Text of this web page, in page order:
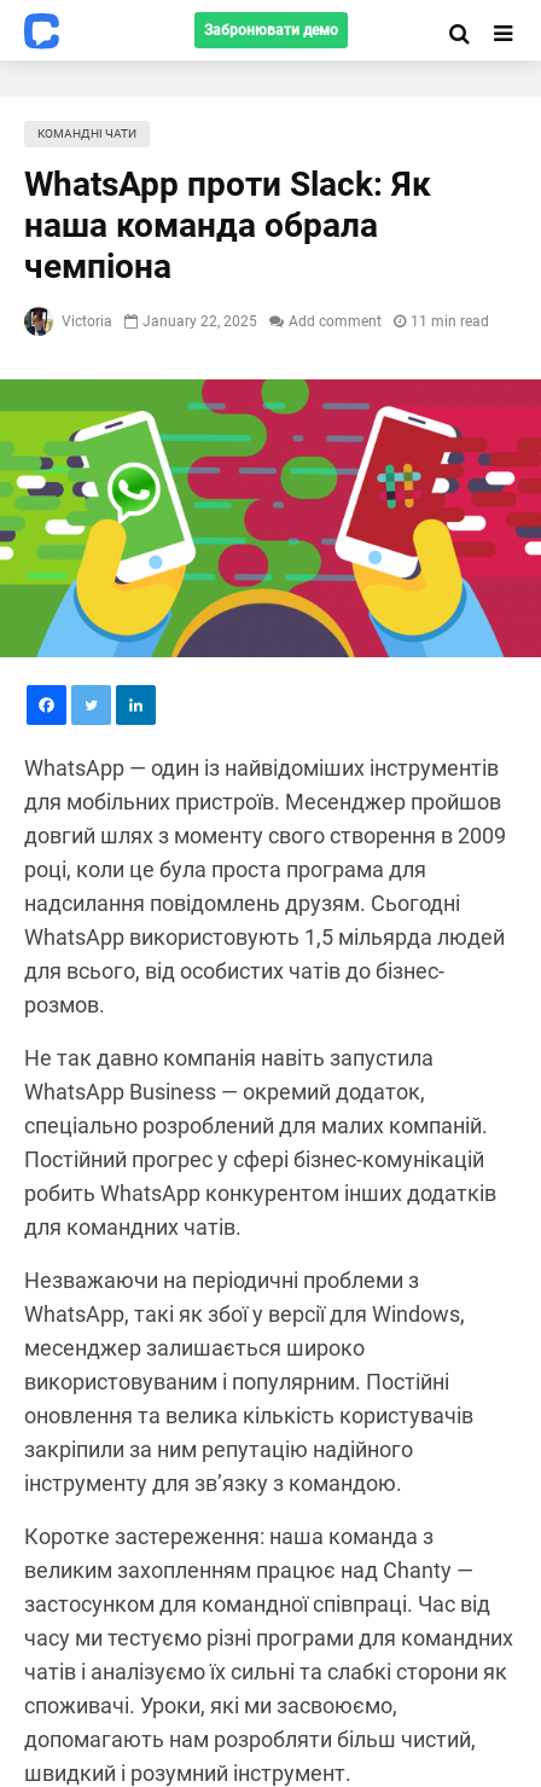
Забронювати демо
КОМАНДНІ ЧАТИ
WhatsApp проти Slack: Як
наша команда обрала
чемпіона
Victoria January 22, 2025 Add comment 11 min read
WhatsApp — один із найвідоміших інструментів
для мобільних пристроїв. Месенджер пройшов
довгий шлях з моменту свого створення в 2009
році, коли це була проста програма для
надсилання повідомлень друзям. Сьогодні
WhatsApp використовують 1,5 мільярда людей
для всього, від особистих чатів до бізнес-
розмов.
Не так давно компанія навіть запустила
WhatsApp Business — окремий додаток,
спеціально розроблений для малих компаній.
Постійний прогрес у сфері бізнес-комунікацій
робить WhatsApp конкурентом інших додатків
для командних чатів.
Незважаючи на періодичні проблеми з
WhatsApp, такі як збої у версії для Windows,
месенджер залишається широко
використовуваним і популярним. Постійні
оновлення та велика кількість користувачів
закріпили за ним репутацію надійного
інструменту для зв’язку з командою.
Коротке застереження: наша команда з
великим захопленням працює над Chanty —
застосунком для командної співпраці. Час від
часу ми тестуємо різні програми для командних
чатів і аналізуємо їх сильні та слабкі сторони як
споживачі. Уроки, які ми засвоюємо,
допомагають нам розробляти більш чистий,
швидкий і розумний інструмент.